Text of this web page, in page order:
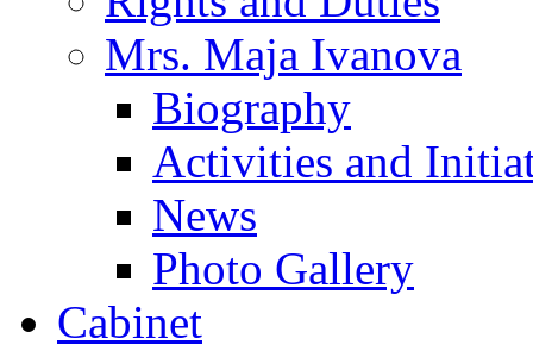
Mrs. Maja Ivanova
Biography
Activities and
News
Photo Gallery
Cabinet